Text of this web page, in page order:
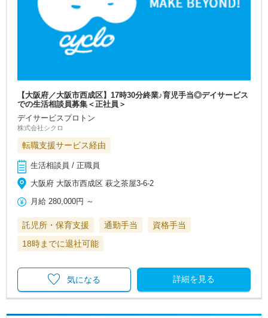
【大阪府／大阪市西成区】17時30分終業♪育児手当◎デイサービス
での生活相談員募集＜正社員＞
デイサービスプロトン
株式会社シクロ
転職支援サービス経由
生活相談員 / 正職員
大阪府 大阪市西成区 萩之茶屋3-6-2
月給 280,000円 ～
託児所・保育支援 通勤手当
資格手当
18時までに退社可能
詳細を見る
気になる